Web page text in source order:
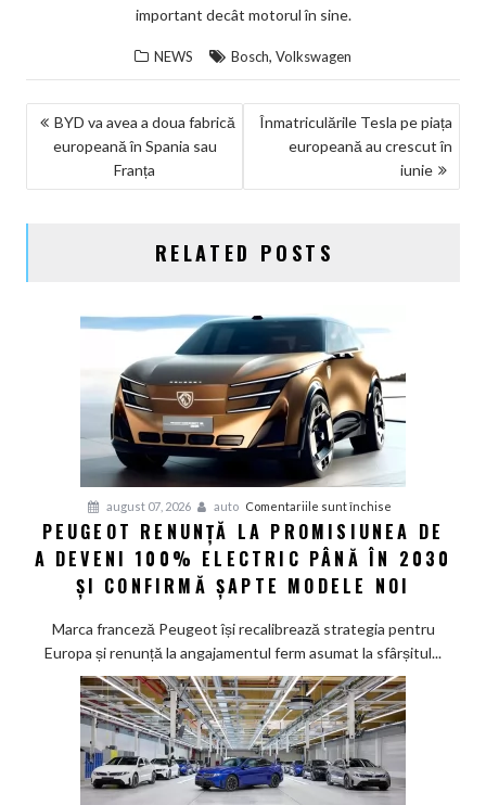
important decât motorul în sine.
NEWS Bosch, Volkswagen
NAVIGARE
ARTICOLE
BYD va avea a doua fabrică
europeană în Spania sau
Franța
Înmatriculările Tesla pe piața
europeană au crescut în
iunie
RELATED POSTS
august 07, 2026 auto Comentariile sunt închise
Peugeot
renunță
la
de
a
100%
electric
până
2030
PEUGEOT RENUNȚĂ LA PROMISIUNEA DE
A DEVENI 100% ELECTRIC PÂNĂ ÎN 2030
ȘI CONFIRMĂ ȘAPTE MODELE NOI
Marca franceză Peugeot își recalibrează strategia pentru
Europa și renunță la angajamentul ferm asumat la sfârșitul...